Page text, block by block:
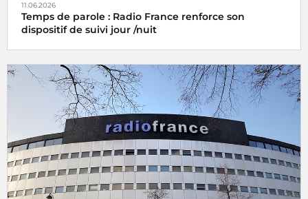
11.06.2026
Temps de parole : Radio France renforce son
dispositif de suivi jour /nuit